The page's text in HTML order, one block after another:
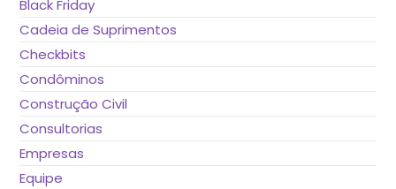
Black Friday
Cadeia de Suprimentos
Checkbits
Condôminos
Construção Civil
Consultorias
Empresas
Equipe